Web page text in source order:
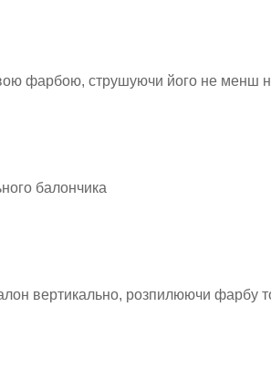
фарбою, струшуючи його не менш
балончика
вертикально, розпилюючи фарбу